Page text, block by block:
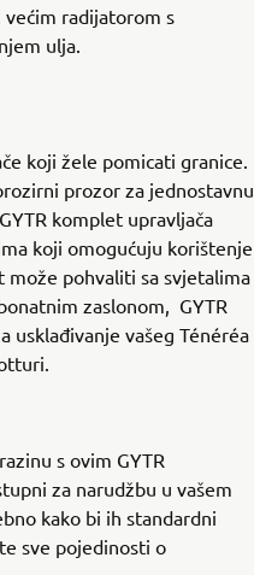
većim radijatorom s
ulja.
koji žele pomicati granice.
prozor za jednostavnu
komplet upravljača
koji omogućuju korištenje
može pohvaliti sa svjetalima
zaslonom, GYTR
usklađivanje vašeg Ténéréa
s ovim GYTR
za narudžbu u vašem
kako bi ih standardni
sve pojedinosti o